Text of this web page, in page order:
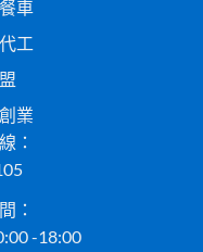
車
工
業
：
：
-18:00